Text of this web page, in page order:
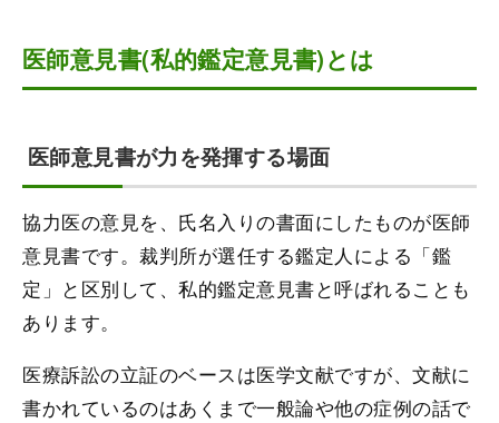
医師意見書(私的鑑定意見書)とは
医師意見書が力を発揮する場面
協力医の意見を、氏名入りの書面にしたものが医師
意見書です。裁判所が選任する鑑定人による「鑑
定」と区別して、私的鑑定意見書と呼ばれることも
あります。
医療訴訟の立証のベースは医学文献ですが、文献に
書かれているのはあくまで一般論や他の症例の話で